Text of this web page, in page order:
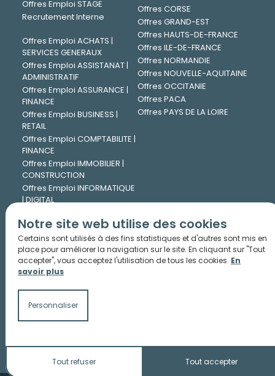
Notre site web utilise des cookies
Certains sont utilisés à des fins statistiques et d'autres sont mis en
place pour améliorer la navigation sur le site. En cliquant sur "Tout
accepter", vous acceptez l'utilisation de tous les cookies. En
savoir plus
Personnaliser
Tout refuser Tout accepter
Offres Emploi STAGE
Recrutement Interne
Offres Emploi ACHATS |
SERVICES GENERAUX
Offres Emploi ASSISTANAT |
ADMINISTRATIF
Offres Emploi ASSURANCE |
FINANCE
Offres Emploi BUSINESS |
RETAIL
Offres Emploi COMPTABILITE |
FINANCE
Offres Emploi IMMOBILIER |
CONSTRUCTION
Offres Emploi INFORMATIQUE
| DIGITAL
TECHNIQUE
Offres Emploi JURIDIQUE
Offres Emploi LOGISTIQUE |
TRANSPORT
Offres Emploi MARKETING |
CHIMIE
Offres Emploi RESSOURCES
Offres CORSE
Offres GRAND-EST
Offres HAUTS-DE-FRANCE
Offres ILE-DE-FRANCE
Offres NORMANDIE
Offres NOUVELLE-AQUITAINE
Offres OCCITANIE
Offres PACA
Offres PAYS DE LA LOIRE